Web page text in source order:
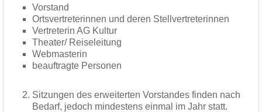
Vorstand
Ortsvertreterinnen und deren Stellvertreterinnen
Vertreterin AG Kultur
Theater/ Reiseleitung
Webmasterin
beauftragte Personen
Sitzungen des erweiterten Vorstandes finden nach
Bedarf, jedoch mindestens einmal im Jahr statt.